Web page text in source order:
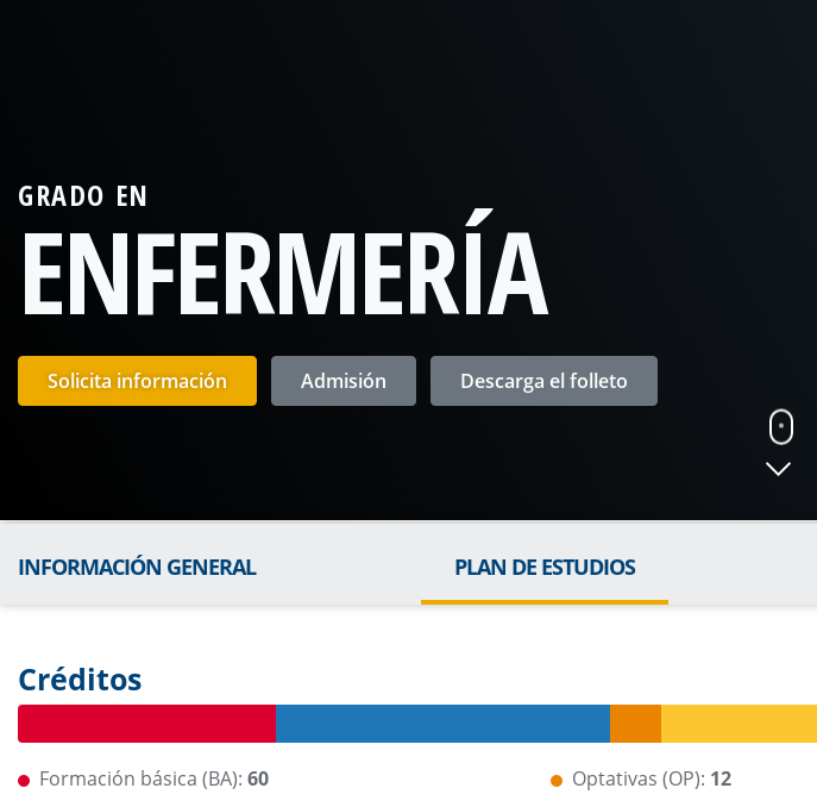
GRADO EN
ENFERMERÍA
Solicita información Admisión Descarga el folleto
INFORMACIÓN GENERAL PLAN DE ESTUDIOS
Créditos
Formación básica (BA): 60
Optativas (OP): 12